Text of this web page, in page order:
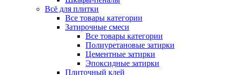
Всё для плитки
Все товары категории
Затирочные смеси
Все товары категории
Полиуретановые затирки
Цементные затирки
Эпоксидные затирки
Плиточный клей